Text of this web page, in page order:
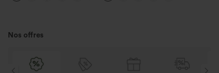
Nos offres